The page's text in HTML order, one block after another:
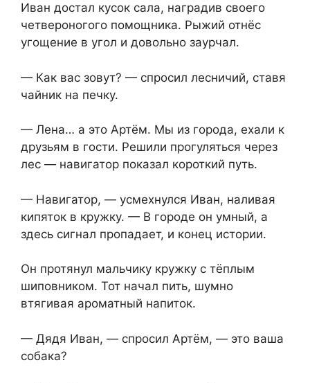
Иван достал кусок сала, наградив своего
четвероногого помощника. Рыжий отнёс
угощение в угол и довольно заурчал.
— Как вас зовут? — спросил лесничий, ставя
чайник на печку.
— Лена… а это Артём. Мы из города, ехали к
друзьям в гости. Решили прогуляться через
лес — навигатор показал короткий путь.
— Навигатор, — усмехнулся Иван, наливая
кипяток в кружку. — В городе он умный, а
здесь сигнал пропадает, и конец истории.
Он протянул мальчику кружку с тёплым
шиповником. Тот начал пить, шумно
втягивая ароматный напиток.
— Дядя Иван, — спросил Артём, — это ваша
собака?